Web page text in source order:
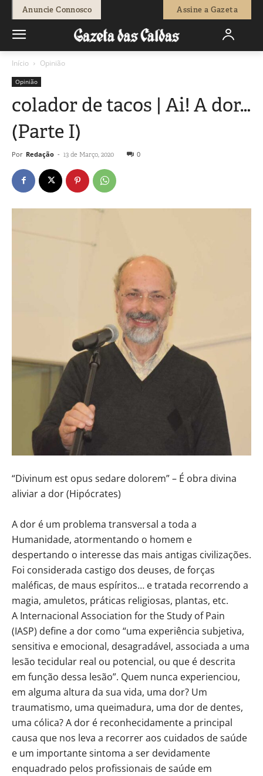
Anuncie Connosco Assine a Gazeta
Início Opinião
Opinião
colador de tacos | Ai! A dor…
(Parte I)
Por Redação - 13 de Março, 2020 0
“Divinum est opus sedare dolorem” – É obra divina
aliviar a dor (Hipócrates)
A dor é um problema transversal a toda a
Humanidade, atormentando o homem e
despertando o interesse das mais antigas civilizações.
Foi considerada castigo dos deuses, de forças
maléficas, de maus espíritos… e tratada recorrendo a
magia, amuletos, práticas religiosas, plantas, etc.
A Internacional Association for the Study of Pain
(IASP) define a dor como “uma experiência subjetiva,
sensitiva e emocional, desagradável, associada a uma
lesão tecidular real ou potencial, ou que é descrita
em função dessa lesão”. Quem nunca experienciou,
em alguma altura da sua vida, uma dor? Um
traumatismo, uma queimadura, uma dor de dentes,
uma cólica? A dor é reconhecidamente a principal
causa que nos leva a recorrer aos cuidados de saúde
e um importante sintoma a ser devidamente
enquadrado pelos profissionais de saúde em